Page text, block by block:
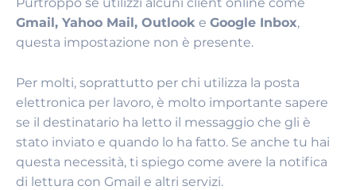
Gmail, Yahoo Mail, Outlook e Google Inbox,
questa impostazione non è presente.
Per molti, soprattutto per chi utilizza la posta
elettronica per lavoro, è molto importante sapere
se il destinatario ha letto il messaggio che gli è
stato inviato e quando lo ha fatto. Se anche tu hai
questa necessità, ti spiego come avere la notifica
di lettura con Gmail e altri servizi.